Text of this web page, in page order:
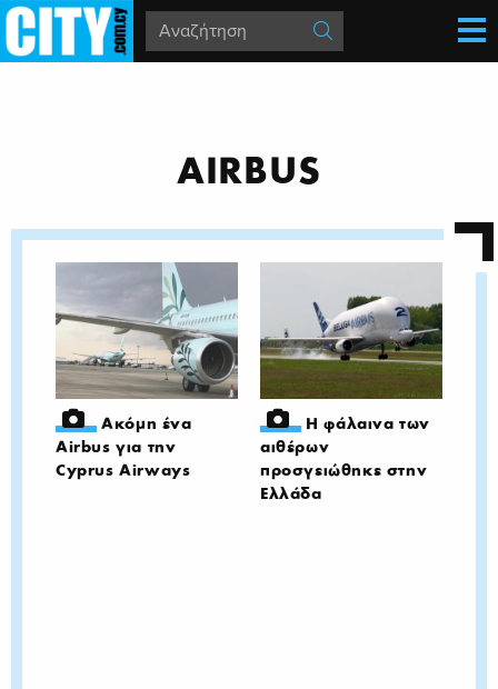
AIRBUS
Ακόμη ένα
Airbus για την
Cyprus Airways
Η φάλαινα των
αιθέρων
προσγειώθηκε στην
Ελλάδα